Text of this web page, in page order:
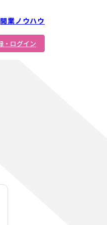
開業ノウハウ
・ログイン